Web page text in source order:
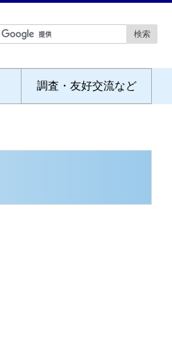
調査・友好交流など